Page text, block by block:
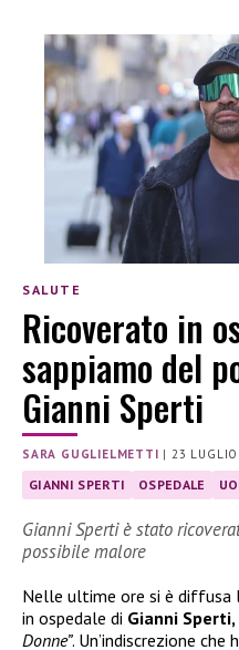
SALUTE
Ricoverato in
sappiamo del
Gianni Sperti
SARA GUGLIELMETTI |23
GIANNI SPERTI OSPEDALE
Gianni Sperti è stato
possibile malore
Nelle ultime ore si è diffusa
in ospedale di Gianni Sperti,
Donne”. Un’indiscrezione